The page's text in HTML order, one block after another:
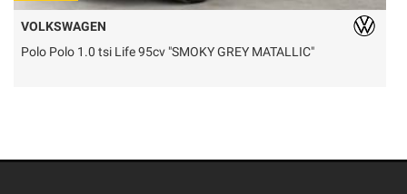
VOLKSWAGEN
Polo Polo 1.0 tsi Life 95cv "SMOKY GREY MATALLIC"